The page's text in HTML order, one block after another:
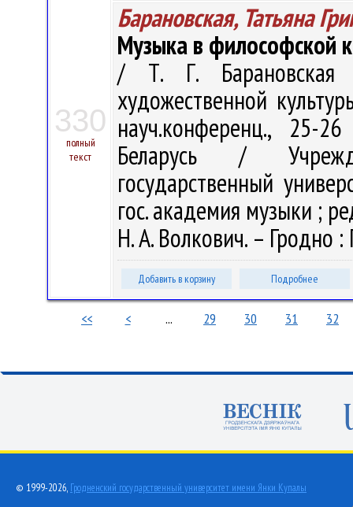
330
полный
текст
Барановская, Татьяна
Музыка в философской
/ Т. Г. Барановская
художественной
науч.конференц., 25-
Беларусь /
государственный
гос. академия музыки ;
Н. А. Волкович. – Гродно
Добавить в корзину Подробнее
<< < ... 29 30 31 32
© 1999-2026, Гродненский государственный университет имени Янки Купалы